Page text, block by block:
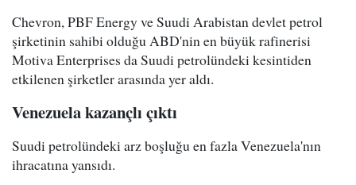
Chevron, PBF Energy ve Suudi Arabistan devlet petrol
şirketinin sahibi olduğu ABD'nin en büyük rafinerisi
Motiva Enterprises da Suudi petrolündeki kesintiden
etkilenen şirketler arasında yer aldı.
Venezuela kazançlı çıktı
Suudi petrolündeki arz boşluğu en fazla Venezuela'nın
ihracatına yansıdı.